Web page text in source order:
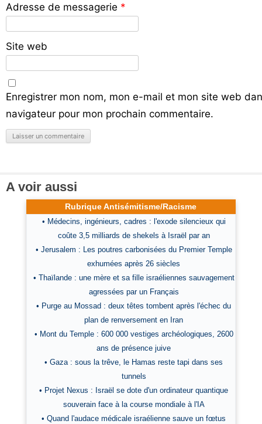
Adresse de messagerie *
Site web
Enregistrer mon nom, mon e-mail et mon site web
navigateur pour mon prochain commentaire.
A voir aussi
Rubrique Antisémitisme/Racisme
• Médecins, ingénieurs, cadres : l'exode silencieux qui
coûte 3,5 milliards de shekels à Israël par an
• Jerusalem : Les poutres carbonisées du Premier Temple
exhumées après 26 siècles
• Thaïlande : une mère et sa fille israéliennes sauvagement
agressées par un Français
• Purge au Mossad : deux têtes tombent après l'échec du
plan de renversement en Iran
• Mont du Temple : 600 000 vestiges archéologiques, 2600
ans de présence juive
• Gaza : sous la trêve, le Hamas reste tapi dans ses
tunnels
• Projet Nexus : Israël se dote d'un ordinateur quantique
souverain face à la course mondiale à l'IA
• Quand l'audace médicale israélienne sauve un fœtus